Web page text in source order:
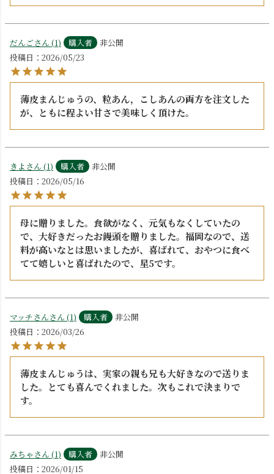
だんご 1 購入者
非公開
投稿日
2026/05/23
薄皮まんじゅうの、粒あん，こしあんの両方を注文した
が、ともに程よい甘さで美味しく頂けた。
きよ 1 購入者
非公開
投稿日
2026/05/16
母に贈りました。食欲がなく、元気もなくしていたの
で、大好きだったお饅頭を贈りました。福岡なので、送
料が高いなとは思いましたが、喜ばれて、おやつに食べ
てて嬉しいと喜ばれたので、星5です。
マッチさん 1 購入者
非公開
投稿日
2026/03/26
薄皮まんじゅうは、実家の親も兄も大好きなので送りま
した。とても喜んでくれました。次もこれで決まりで
す。
みちゃ 1 購入者
非公開
投稿日
2026/01/15